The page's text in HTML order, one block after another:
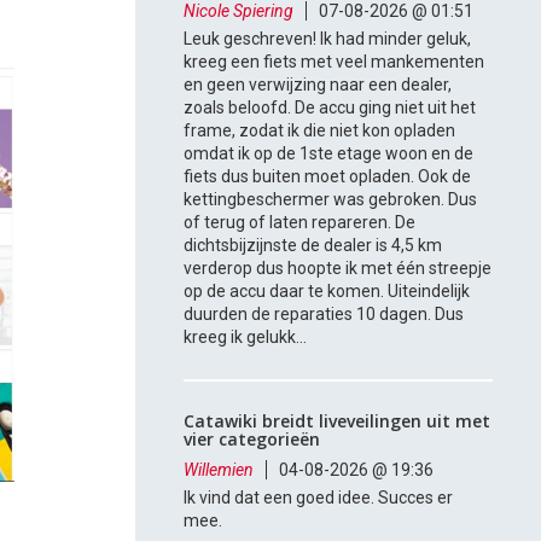
Nicole Spiering
07-08-2026 @ 01:51
Leuk geschreven! Ik had minder geluk,
kreeg een fiets met veel mankementen
en geen verwijzing naar een dealer,
zoals beloofd. De accu ging niet uit het
frame, zodat ik die niet kon opladen
omdat ik op de 1ste etage woon en de
fiets dus buiten moet opladen. Ook de
kettingbeschermer was gebroken. Dus
of terug of laten repareren. De
dichtsbijzijnste de dealer is 4,5 km
verderop dus hoopte ik met één streepje
op de accu daar te komen. Uiteindelijk
duurden de reparaties 10 dagen. Dus
kreeg ik gelukk...
Catawiki breidt liveveilingen uit met
vier categorieën
Willemien
04-08-2026 @ 19:36
Ik vind dat een goed idee. Succes er
mee.